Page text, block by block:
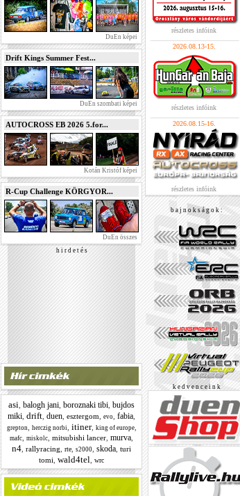
DuEn képei
Drift Kings Summer Fest...
DuEn szombati képei
AUTOCROSS EB 2026 5.for...
Kotán Kristóf képei
R-Cup Challenge KÖRGYOR...
DuEn összes
h i r d e t é s
asi balogh jani boroznaki tibi bujdos
miki drift duen esztergom evo fabia
grepton herczig norbi itiner, king of europe,
mafc miskolc mitsubishi lancer murva
n4 rallyracing rte s2000 skoda turi
tomi wald4tel wrc
részletes infóink
2026.08.13-15.
részletes infóink
2026.08.15-16.
részletes infóink
b a j n o k s á g o k :
k e d v e n c e i n k